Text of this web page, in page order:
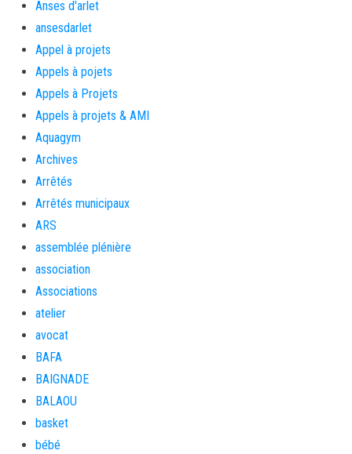
Anses d'arlet
ansesdarlet
Appel à projets
Appels à pojets
Appels à Projets
Appels à projets & AMI
Aquagym
Archives
Arrêtés
Arrêtés municipaux
ARS
assemblée plénière
association
Associations
atelier
avocat
BAFA
BAIGNADE
BALAOU
basket
bébé